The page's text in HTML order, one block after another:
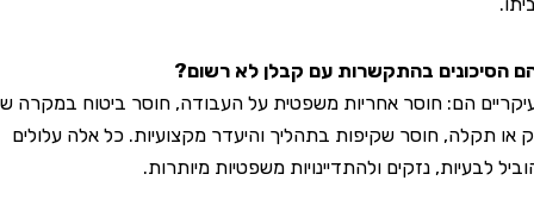
בהתקשרות עם קבלן לא רשום?
הם: חוסר אחריות משפטית על העבודה, חוסר ביטוח במקרה של
חוסר שקיפות בתהליך והיעדר מקצועיות. כל אלה עלולים
נזקים ולהתדיינויות משפטיות מיותרות.